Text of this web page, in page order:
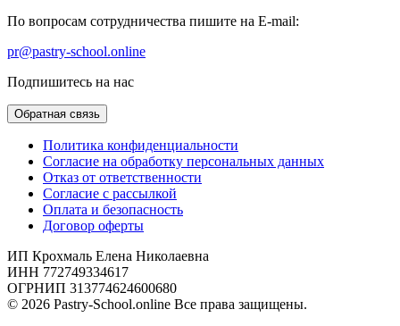
По вопросам сотрудничества пишите на E-mail:
pr@pastry-school.online
Подпишитесь на нас
Обратная связь
Политика конфиденциальности
Согласие на обработку персональных данных
Отказ от ответственности
Согласие с рассылкой
Оплата и безопасность
Договор оферты
ИП Крохмаль Елена Николаевна
ИНН 772749334617
ОГРНИП 313774624600680
© 2026 Pastry-School.online Все права защищены.